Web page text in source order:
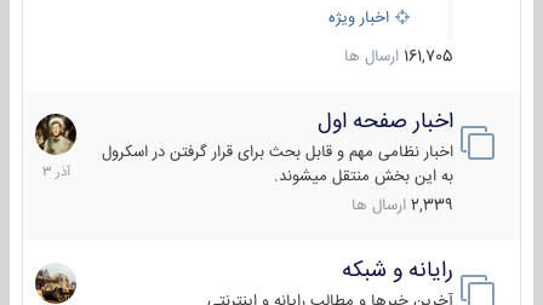
اخبار ویژه
161,705 ارسال ها
اخبار صفحه اول
اخبار نظامی مهم و قابل بحث برای قرار گرفتن در اسکرول
به این بخش منتقل میشوند.
2,339 ارسال ها
7
آذر
1403
رایانه و شبکه
30
بهمن